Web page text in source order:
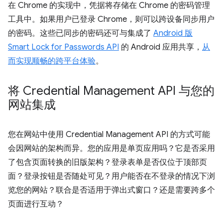
在 Chrome 的实现中，凭据将存储在 Chrome 的密码管理
工具中。如果用户已登录 Chrome，则可以跨设备同步用户
的密码。这些已同步的密码还可与集成了 Android 版
Smart Lock for Passwords API 的 Android 应用共享， 从
而实现顺畅的跨平台体验。
将 Credential Management API 与您的
网站集成
您在网站中使用 Credential Management API 的方式可能
会因网站的架构而异。您的应用是单页应用吗？它是否采用
了包含页面转换的旧版架构？登录表单是否仅位于顶部页
面？登录按钮是否随处可见？用户能否在不登录的情况下浏
览您的网站？联合是否适用于弹出式窗口？还是需要跨多个
页面进行互动？